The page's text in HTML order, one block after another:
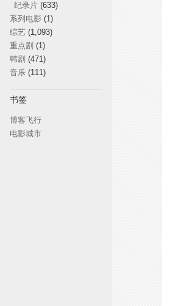
纪录片(633)
系列电影 (1)
综艺 (1,093)
重点剧 (1)
韩剧 (471)
音乐 (111)
书签
博客飞行
电影城市